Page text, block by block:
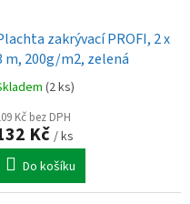
zakrývací PROFI, 2 x
m, 200g/m2, zelená
(2 ks)
Kč bez DPH
Kč/ ks
Do košíku